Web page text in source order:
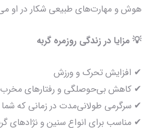
هوش و مهارت‌های طبیعی شکار در او
💡 مزایا در زندگی روزمره گربه
✔ افزایش تحرک و ورزش
✔ کاهش بی‌حوصلگی و رفتارهای مخرب
✔ سرگرمی طولانی‌مدت در زمانی که شما
✔ مناسب برای انواع سنین و نژادهای